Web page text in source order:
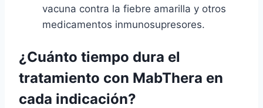
vacuna contra la fiebre amarilla y otros
medicamentos inmunosupresores.
¿Cuánto tiempo dura el
tratamiento con MabThera en
cada indicación?